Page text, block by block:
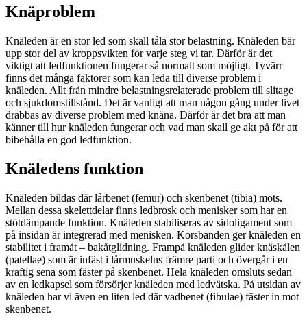
Knäproblem
Knäleden är en stor led som skall tåla stor belastning. Knäleden bär
upp stor del av kroppsvikten för varje steg vi tar. Därför är det
viktigt att ledfunktionen fungerar så normalt som möjligt. Tyvärr
finns det många faktorer som kan leda till diverse problem i
knäleden. Allt från mindre belastningsrelaterade problem till slitage
och sjukdomstillstånd. Det är vanligt att man någon gång under livet
drabbas av diverse problem med knäna. Därför är det bra att man
känner till hur knäleden fungerar och vad man skall ge akt på för att
bibehålla en god ledfunktion.
Knäledens funktion
Knäleden bildas där lårbenet (femur) och skenbenet (tibia) möts.
Mellan dessa skelettdelar finns ledbrosk och menisker som har en
stötdämpande funktion. Knäleden stabiliseras av sidoligament som
på insidan är integrerad med menisken. Korsbanden ger knäleden en
stabilitet i framåt – bakåtglidning. Frampå knäleden glider knäskålen
(patellae) som är infäst i lårmuskelns främre parti och övergår i en
kraftig sena som fäster på skenbenet. Hela knäleden omsluts sedan
av en ledkapsel som försörjer knäleden med ledvätska. På utsidan av
knäleden har vi även en liten led där vadbenet (fibulae) fäster in mot
skenbenet.